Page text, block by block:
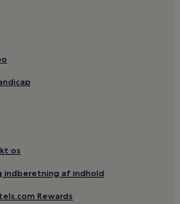
os
indberetning af indhold
Rewards